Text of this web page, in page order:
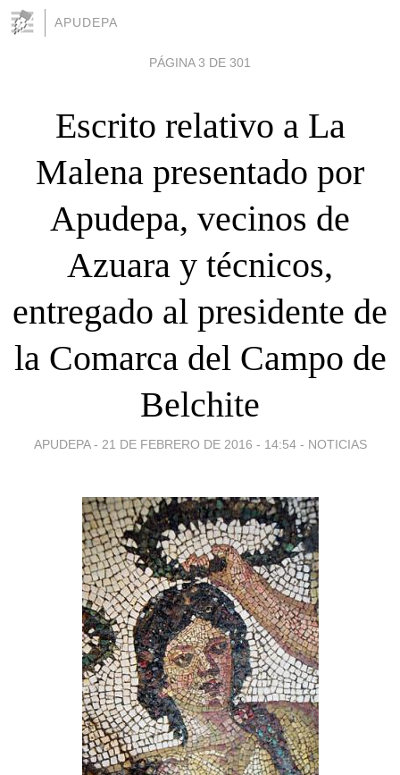
APUDEPA
PÁGINA 3 DE 301
Escrito relativo a La
Malena presentado por
Apudepa, vecinos de
Azuara y técnicos,
entregado al presidente de
la Comarca del Campo de
Belchite
APUDEPA - 21 DE FEBRERO DE 2016 - 14:54 - NOTICIAS